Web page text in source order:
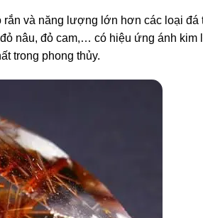
và năng lượng lớn hơn các loại đá
nâu, đỏ cam,… có hiệu ứng ánh kim
trong phong thủy.